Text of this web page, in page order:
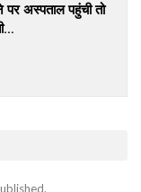
पर अस्पताल पहुंची तो